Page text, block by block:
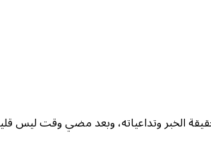
الخبر وتداعياته، وبعد مضي وقت ليس